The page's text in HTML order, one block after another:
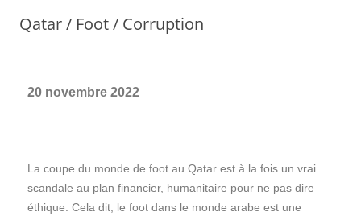
Qatar / Foot / Corruption
20 novembre 2022
La coupe du monde de foot au Qatar est à la fois un vrai
scandale au plan financier, humanitaire pour ne pas dire
éthique. Cela dit, le foot dans le monde arabe est une